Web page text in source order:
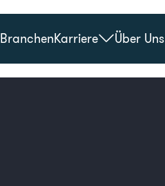
BranchenKarriere Über Uns